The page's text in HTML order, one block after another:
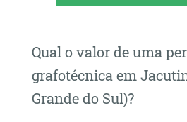
Qual o valor de uma
grafotécnica em
Grande do Sul)?